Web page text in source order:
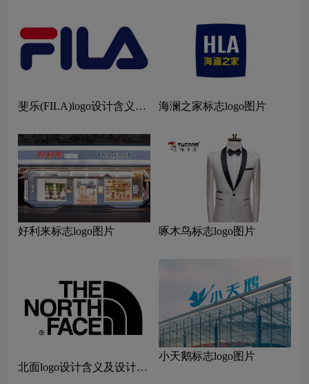
斐乐(FILA)logo设计含义及
海澜之家标志logo图片
好利来标志logo图片 啄木鸟标志logo图片
北面logo设计含义及设计理
小天鹅标志logo图片